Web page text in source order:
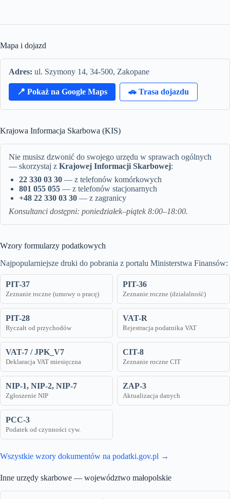
Mapa i dojazd
Adres: ul. Szymony 14, 34-500, Zakopane
📍 Pokaż na Google Maps 🚗 Trasa dojazdu
Krajowa Informacja Skarbowa (KIS)
Nie musisz dzwonić do swojego urzędu w sprawach ogólnych
— skorzystaj z Krajowej Informacji Skarbowej:
22 330 03 30 — z telefonów komórkowych
801 055 055 — z telefonów stacjonarnych
+48 22 330 03 30 — z zagranicy
Konsultanci dostępni: poniedziałek–piątek 8:00–18:00.
Wzory formularzy podatkowych
Najpopularniejsze druki do pobrania z portalu Ministerstwa Finansów:
PIT-37
Zeznanie roczne (umowy o pracę)
PIT-36
Zeznanie roczne (działalność)
PIT-28
Ryczałt od przychodów
VAT-R
Rejestracja podatnika VAT
VAT-7 / JPK_V7
Deklaracja VAT miesięczna
CIT-8
Zeznanie roczne CIT
NIP-1, NIP-2, NIP-7
Zgłoszenie NIP
ZAP-3
Aktualizacja danych
PCC-3
Podatek od czynności cyw.
Wszystkie wzory dokumentów na podatki.gov.pl →
Inne urzędy skarbowe — województwo małopolskie